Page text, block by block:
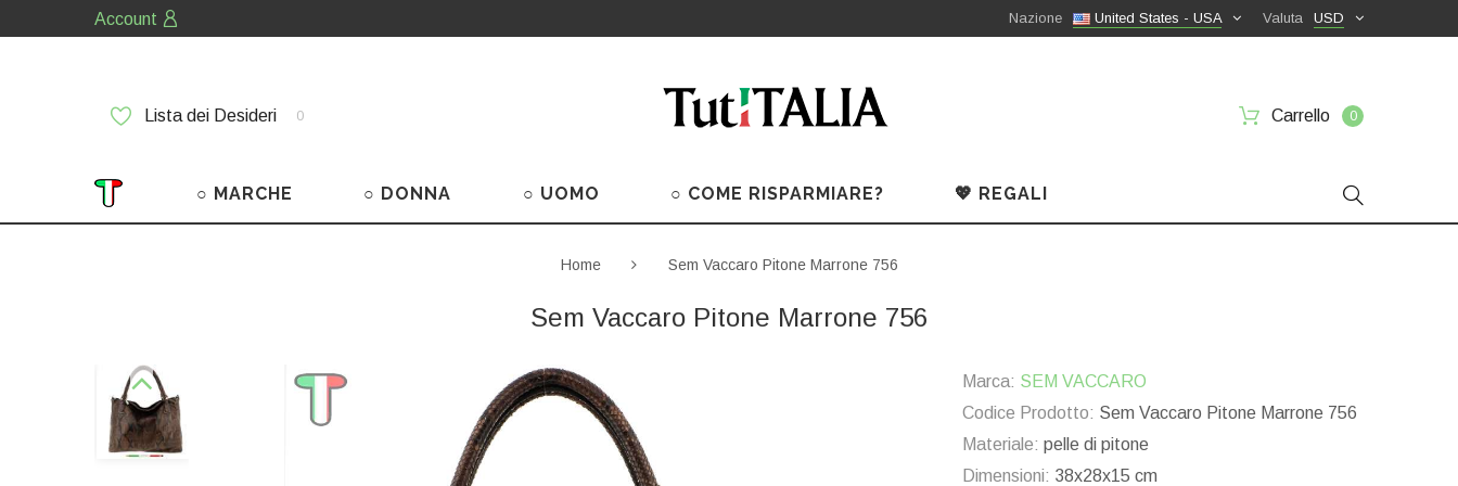
Account USD
Valuta
United States - USA
Nazione
Lista dei Desideri 0 Carrello 0
○ MARCHE ○ DONNA ○ UOMO ○ COME RISPARMIARE? 💖 REGALI
Home Sem Vaccaro Pitone Marrone 756
Sem Vaccaro Pitone Marrone 756
Marca: SEM VACCARO
Codice Prodotto: Sem Vaccaro Pitone Marrone 756
Materiale: pelle di pitone
Dimensioni: 38x28x15 cm